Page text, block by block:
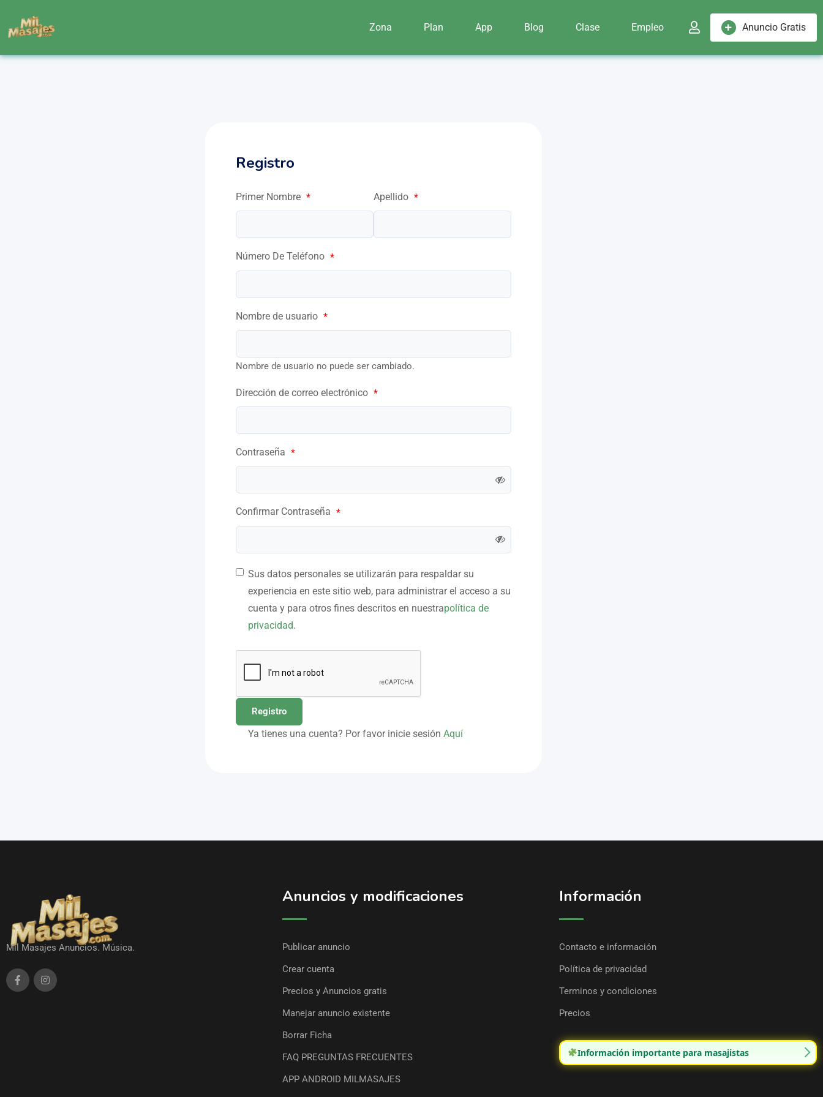
Anuncio Gratis
Zona Plan App Blog Clase Empleo
Registro
Primer Nombre * Apellido *
Número De Teléfono *
Nombre de usuario *
Nombre de usuario no puede ser cambiado.
Dirección de correo electrónico *
Contraseña *
Confirmar Contraseña *
Sus datos personales se utilizarán para respaldar su
experiencia en este sitio web, para administrar el acceso a su
cuenta y para otros fines descritos en nuestrapolítica de
privacidad.
Ya tienes una cuenta? Por favor inicie sesión Aquí
Mil Masajes Anuncios. Música.
Anuncios y modificaciones
Publicar anuncio
Crear cuenta
Precios y Anuncios gratis
Manejar anuncio existente
Borrar Ficha
FAQ PREGUNTAS FRECUENTES
APP ANDROID MILMASAJES
Información
Contacto e información
Política de privacidad
Terminos y condiciones
Precios
Información importante para masajistas